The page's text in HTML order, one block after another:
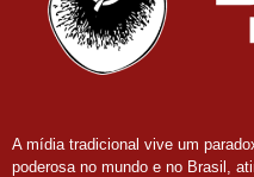
A mídia tradicional vive um
poderosa no mundo e no Brasil,